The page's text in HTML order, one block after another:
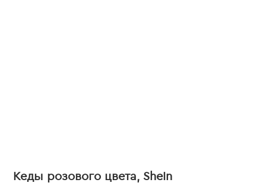
Кеды розового цвета, SheIn